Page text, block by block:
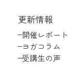
更新情報
開催レポート
ヨガコラム
受講生の声